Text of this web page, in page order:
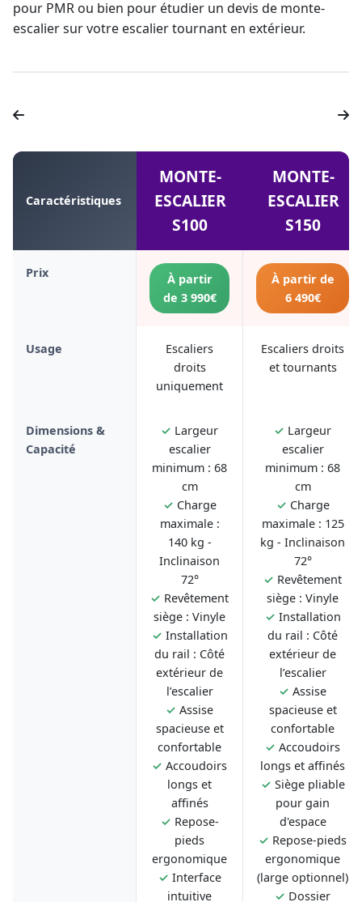
pour PMR ou bien pour étudier un devis de monte-
escaliersur votre escalier tournant en extérieur.
Caractéristiques
MONTE-
ESCALIER
S100
MONTE-
ESCALIER
S150
Prix
À partir
de 3 990€
À partir de
6 490€
Usage
Escaliers
droits
uniquement
Escaliers droits
et tournants
Dimensions &
Capacité
✓ Largeur
escalier
minimum : 68
cm
✓ Charge
maximale :
140 kg -
Inclinaison
72°
✓ Revêtement
siège : Vinyle
✓ Installation
du rail : Côté
extérieur de
l’escalier
✓ Assise
spacieuse et
confortable
✓ Accoudoirs
longs et
affinés
✓ Repose-
pieds
ergonomique
✓ Interface
intuitive
✓ Largeur
escalier
minimum : 68
cm
✓ Charge
maximale : 125
kg - Inclinaison
72°
✓ Revêtement
siège : Vinyle
✓ Installation
du rail : Côté
extérieur de
l’escalier
✓ Assise
spacieuse et
confortable
✓ Accoudoirs
longs et affinés
✓ Siège pliable
pour gain
d'espace
✓ Repose-pieds
ergonomique
(large optionnel)
✓ Dossier